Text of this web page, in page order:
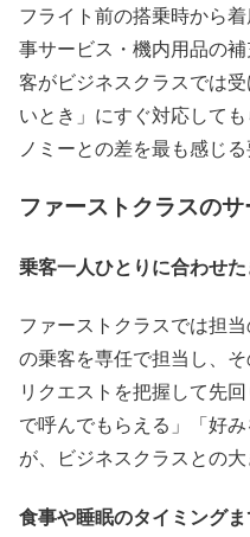
フライト前の搭乗時から
事サービス・機内用品の
客がビジネスクラスでは
いとき」にすぐ対応して
ノミーとの差を最も感じる
ファーストクラスの
乗客一人ひとりに合わせ
ファーストクラスでは担
の乗客を専任で担当し、
リクエストを把握して先
で呼んでもらえる」「好
が、ビジネスクラスとの大
食事や睡眠のタイミング